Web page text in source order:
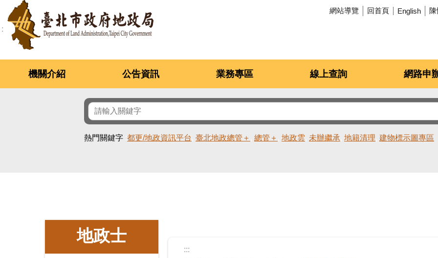
跳到主要內容區塊 網站導覽 回首頁 English
機關介紹 公告資訊 業務專區 線上查詢 網路申
熱門關鍵字 都更/地政資訊平台 臺北地政總管＋ 總管＋ 地政雲 未辦繼承 地籍清理 建物標示圖專區
地政士
:::